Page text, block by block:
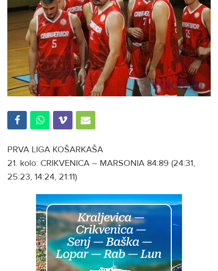
PRVA LIGA KOŠARKAŠA
21. kolo: CRIKVENICA – MARSONIA 84:89 (24:31,
25:23, 14:24, 21:11)